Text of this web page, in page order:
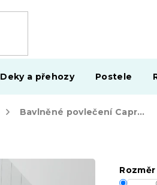
Deky a přehozy Postele
Bavlněné povlečení Caprivi hnědé knoflík